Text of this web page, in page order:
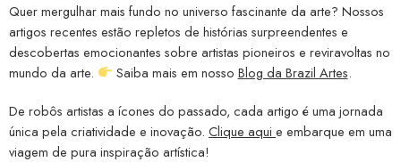
Quer mergulhar mais fundo no universo fascinante da arte? Nossos
artigos recentes estão repletos de histórias surpreendentes e
descobertas emocionantes sobre artistas pioneiros e reviravoltas no
mundo da arte.
Saiba mais em nosso Blog da Brazil Artes.
De robôs artistas a ícones do passado, cada artigo é uma jornada
única pela criatividade e inovação. Clique aqui e embarque em uma
viagem de pura inspiração artística!